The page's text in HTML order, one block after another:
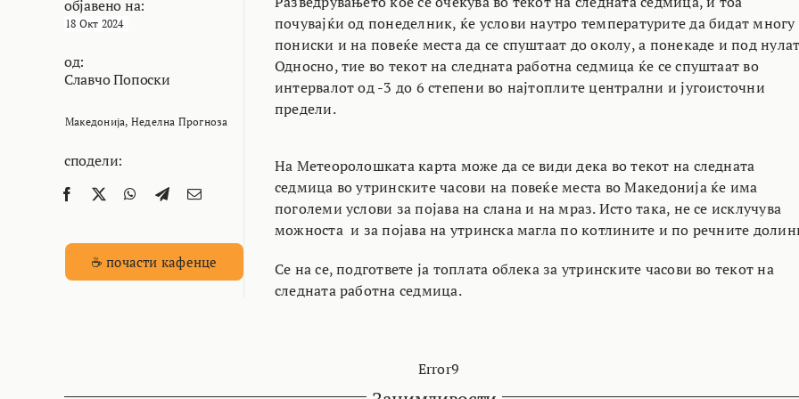
објавено на:
18 Окт 2024
од:
Славчо Попоски
Македонија, Неделна Прогноза
сподели:
☕ почасти кафенце
почувајќи од понеделник, ќе услови наутро температурите да бидат многу
пониски и на повеќе места да се спуштаат до околу, а понекаде и под
Односно, тие во текот на следната работна седмица ќе се спуштаат во
интервалот од -3 до 6 степени во најтоплите централни и југоисточни
предели.
На Метеоролошката карта може да се види дека во текот на следната
седмица во утринските часови на повеќе места во Македонија ќе има
поголеми услови за појава на слана и на мраз. Исто така, не се исклучува
можноста и за појава на утринска магла по котлините и по речните
Се на се, подгответе ја топлата облека за утринските часови во текот на
следната работна седмица.
Error9